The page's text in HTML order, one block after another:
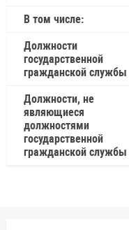
В том числе:
Должности
государственной
гражданской службы
Должности, не
являющиеся
должностями
государственной
гражданской службы